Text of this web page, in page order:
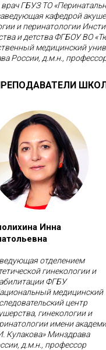
ГБУЗ ТО
кафедрой
и перинатологии
и детства ФГБОУ ВО
медицинский
России, д.м.н.,
Инна
отделением
гинекологии и
ФГБУ
медицинский
центр
гинекологии и
имени
Кулакова» Минздрава
д.м.н., профессор